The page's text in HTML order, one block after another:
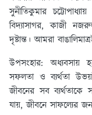
সুনীতিকুমার
বিদ্যাসাগর, কাজী
দৃষ্টান্ত। আমরা
উপসংহার: অধ্যবসায়
সফলতা ও ব্যর্থতা
জীবনের সব ব্যর্থতাকে
যায়, জীবনে সাফল্যের